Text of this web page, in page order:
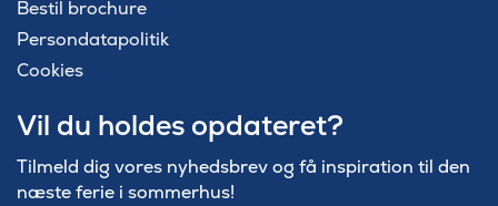
Bestil brochure
Persondatapolitik
Cookies
Vil du holdes opdateret?
Tilmeld dig vores nyhedsbrev og få inspiration til den
næste ferie i sommerhus!